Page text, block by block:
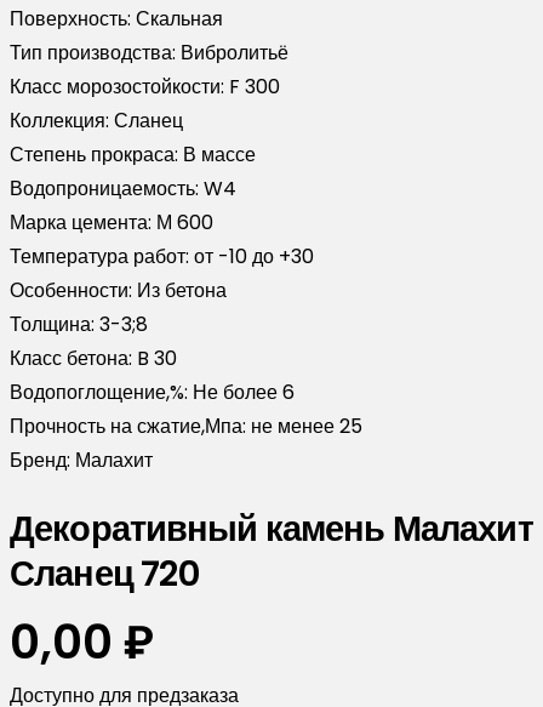
Поверхность: Скальная
Тип производства: Вибролитьё
Класс морозостойкости: F 300
Коллекция: Сланец
Степень прокраса: В массе
Водопроницаемость: W4
Марка цемента: М 600
Температура работ: от -10 до +30
Особенности: Из бетона
Толщина: 3-3;8
Класс бетона: B 30
Водопоглощение,%: Не более 6
Прочность на сжатие,Мпа: не менее 25
Бренд: Малахит
Декоративный камень Малахит
Сланец 720
0,00 ₽
Доступно для предзаказа